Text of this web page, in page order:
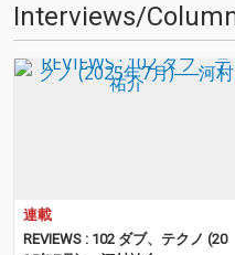
Interviews/
連載
REVIEWS : 102 ダブ、テクノ (20